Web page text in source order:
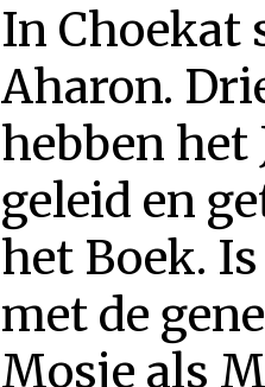
In Choekat
Aharon.
hebben het
geleid en
het Boek.
met de
Mosje als